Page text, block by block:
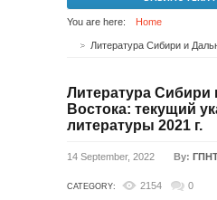
You are here: Home
Литература Сибири
Востока: текущий
литературы 2021 г.
14 September, 2022 By:
CATEGORY: 2154 0